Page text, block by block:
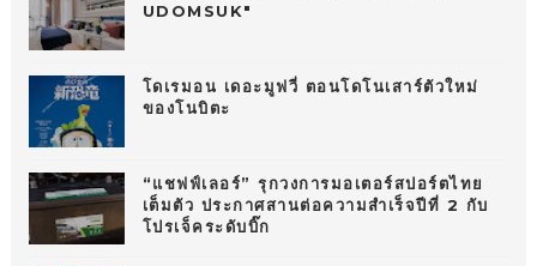
UDOMSUK"
โดเรมอน เดอะมูฟวี่ ตอนโดโนเสาร์ตัวใหม่
ของโนบิตะ
“แชฟฟ์เลอร์” รุกวงการมอเตอร์สปอร์ตไทย
เต็มตัว ประกาศสานต่อความสำเร็จปีที่ 2 กับ
โปรเจ็คระดับบิ๊ก